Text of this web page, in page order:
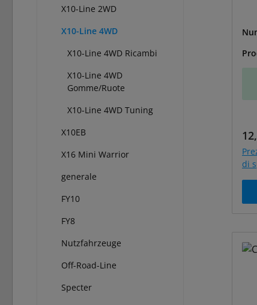
X10-Line 2WD
X10-Line 4WD
X10-Line 4WD Ricambi
X10-Line 4WD
Gomme/Ruote
X10-Line 4WD Tuning
X10EB
X16 Mini Warrior
generale
FY10
FY8
Nutzfahrzeuge
Off-Road-Line
Specter
di